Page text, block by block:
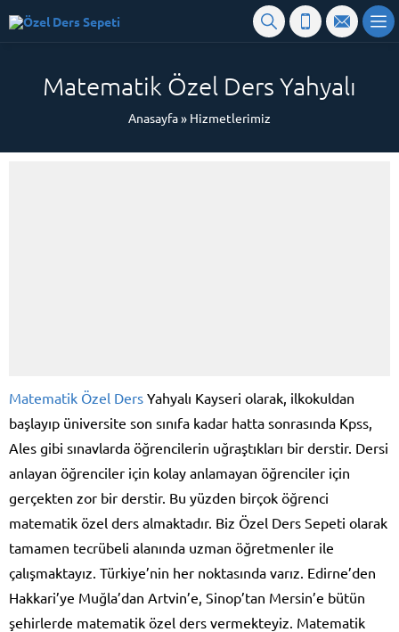
Matematik Özel Ders Yahyalı
Anasayfa» Hizmetlerimiz
Matematik Özel Ders Yahyalı Kayseri olarak, ilkokuldan
başlayıp üniversite son sınıfa kadar hatta sonrasında Kpss,
Ales gibi sınavlarda öğrencilerin uğraştıkları bir derstir. Dersi
anlayan öğrenciler için kolay anlamayan öğrenciler için
gerçekten zor bir derstir. Bu yüzden birçok öğrenci
matematik özel ders almaktadır. Biz Özel Ders Sepeti olarak
tamamen tecrübeli alanında uzman öğretmenler ile
çalışmaktayız. Türkiye’nin her noktasında varız. Edirne’den
Hakkari’ye Muğla’dan Artvin’e, Sinop’tan Mersin’e bütün
şehirlerde matematik özel ders vermekteyiz. Matematik